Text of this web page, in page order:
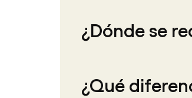
¿Dónde se
¿Qué